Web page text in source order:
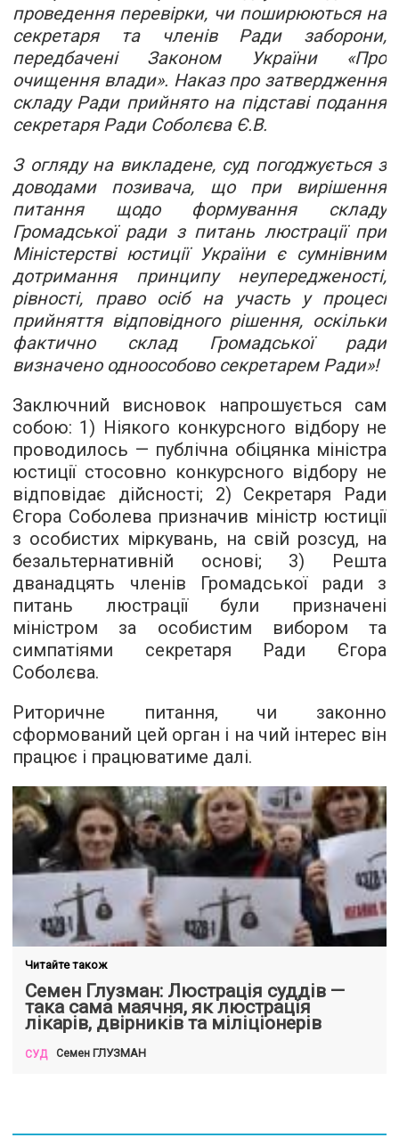
проведення перевірки, чи поширюються на
секретаря та членів Ради заборони,
передбачені Законом України «Про
очищення влади». Наказ про затвердження
складу Ради прийнято на підставі подання
секретаря Ради Соболєва Є.В.
З огляду на викладене, суд погоджується з
доводами позивача, що при вирішення
питання щодо формування складу
Громадської ради з питань люстрації при
Міністерстві юстиції України є сумнівним
дотримання принципу неупередженості,
рівності, право осіб на участь у процесі
прийняття відповідного рішення, оскільки
фактично склад Громадської ради
визначено одноособово секретарем Ради»!
Заключний висновок напрошується сам
собою: 1) Ніякого конкурсного відбору не
проводилось — публічна обіцянка міністра
юстиції стосовно конкурсного відбору не
відповідає дійсності; 2) Секретаря Ради
Єгора Соболева призначив міністр юстиції
з особистих міркувань, на свій розсуд, на
безальтернативній основі; 3) Решта
дванадцять членів Громадської ради з
питань люстрації були призначені
міністром за особистим вибором та
симпатіями секретаря Ради Єгора
Соболєва.
Риторичне питання, чи законно
сформований цей орган і на чий інтерес він
працює і працюватиме далі.
Читайте також
Семен Глузман: Люстрація суддів —
така сама маячня, як люстрація
лікарів, двірників та міліціонерів
СУД Семен ГЛУЗМАН